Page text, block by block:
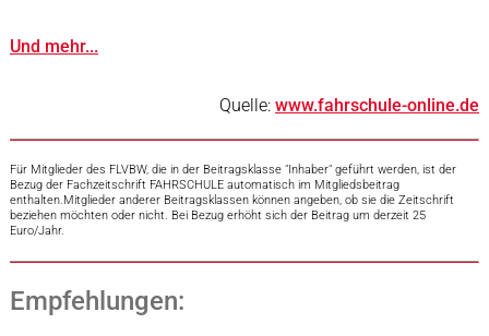
Und mehr...
Quelle:www.fahrschule-online.de
Für Mitglieder des FLVBW, die in der Beitragsklasse "Inhaber" geführt werden, ist der
Bezug der Fachzeitschrift FAHRSCHULE automatisch im Mitgliedsbeitrag
enthalten.Mitglieder anderer Beitragsklassen können angeben, ob sie die Zeitschrift
beziehen möchten oder nicht. Bei Bezug erhöht sich der Beitrag um derzeit 25
Euro/Jahr.
Empfehlungen: